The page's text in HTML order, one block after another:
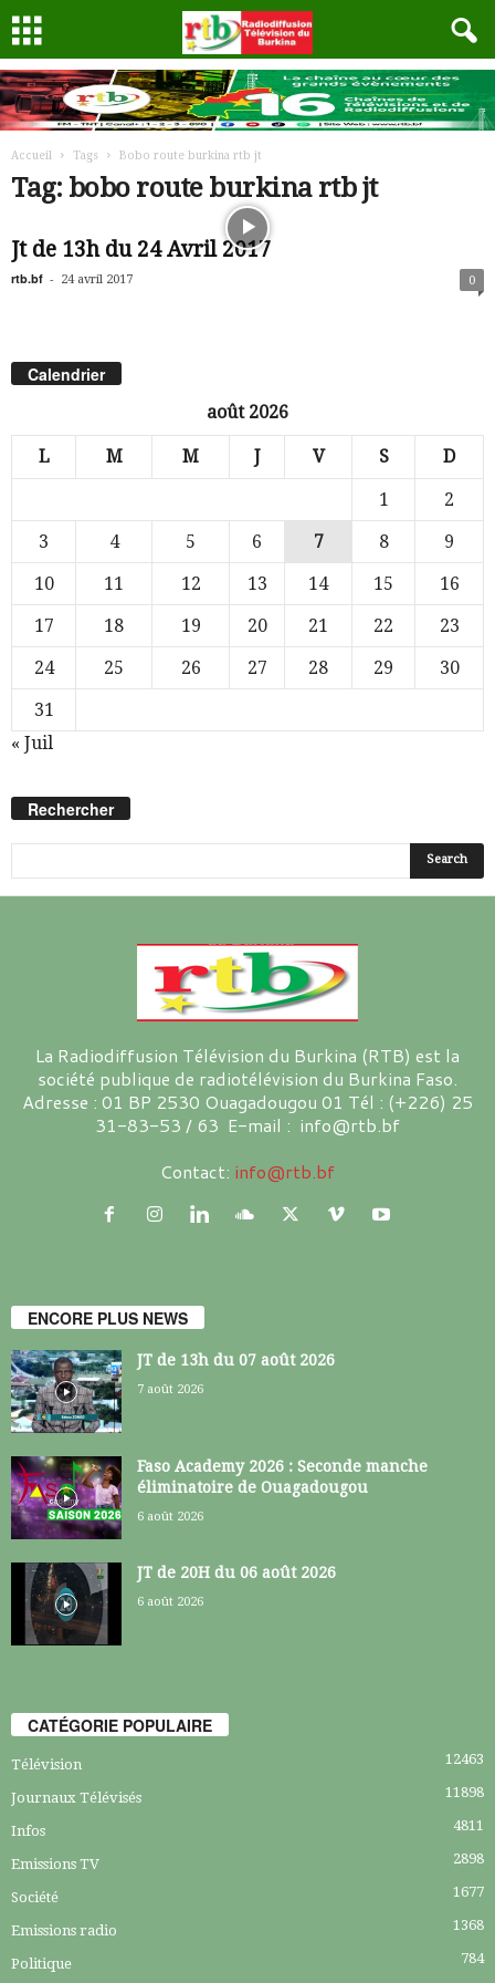
Accueil Tags Bobo route burkina rtb jt
Tag: bobo route burkina rtb jt
Jt de 13h du 24 Avril 2017
rtb.bf - 24 avril 2017 0
Calendrier
août 2026
L M M J V S D
1
2
3
4 5 6 7 8
9
10
11 12 13 14 15
16
17
18 19 20 21 22
23
24
25 26 27 28 29
30
31
« Juil
Rechercher
La Radiodiffusion Télévision du Burkina (RTB) est la
société publique de radiotélévision du Burkina Faso.
Adresse : 01 BP 2530 Ouagadougou 01 Tél : (+226) 25
31-83-53 / 63 E-mail : info@rtb.bf
Contact: info@rtb.bf
ENCORE PLUS NEWS
JT de 13h du 07 août 2026
7 août 2026
Faso Academy 2026 : Seconde manche
éliminatoire de Ouagadougou
6 août 2026
JT de 20H du 06 août 2026
6 août 2026
CATÉGORIE POPULAIRE
Télévision 12463
Journaux Télévisés 11898
Infos 4811
Emissions TV 2898
Société 1677
Emissions radio 1368
Politique 784